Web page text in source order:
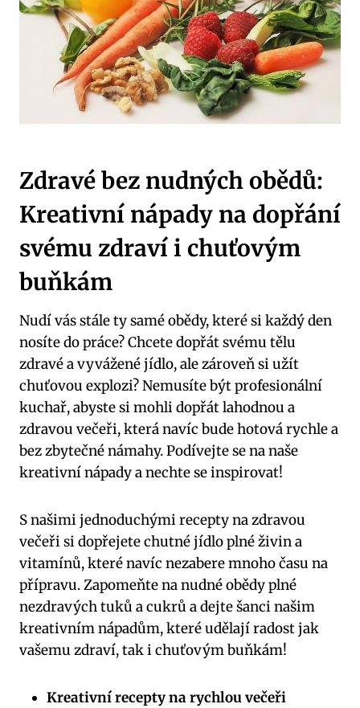
Zdravé bez nudných obědů:
Kreativní nápady na dopřání
svému zdraví i chuťovým
buňkám
Nudí vás stále ty samé obědy, které si každý den
nosíte do práce? Chcete dopřát svému tělu
zdravé a vyvážené jídlo, ale zároveň si užít
chuťovou explozi? Nemusíte být profesionální
kuchař, abyste si mohli dopřát lahodnou a
zdravou večeři, která navíc bude hotová rychle a
bez zbytečné námahy. Podívejte se na naše
kreativní nápady a nechte se inspirovat!
S našimi jednoduchými recepty na zdravou
večeři si dopřejete chutné jídlo plné živin a
vitamínů, které navíc nezabere mnoho času na
přípravu. Zapomeňte na nudné obědy plné
nezdravých tuků a cukrů a dejte šanci našim
kreativním nápadům, které udělají radost jak
vašemu zdraví, tak i chuťovým buňkám!
Kreativní recepty na rychlou večeři